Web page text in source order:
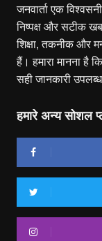
जनवार्ता एक
निष्पक्ष और सटीक
शिक्षा, तकनीक और
हैं। हमारा मानना है
सही जानकारी
हमारे अन्य सोशल